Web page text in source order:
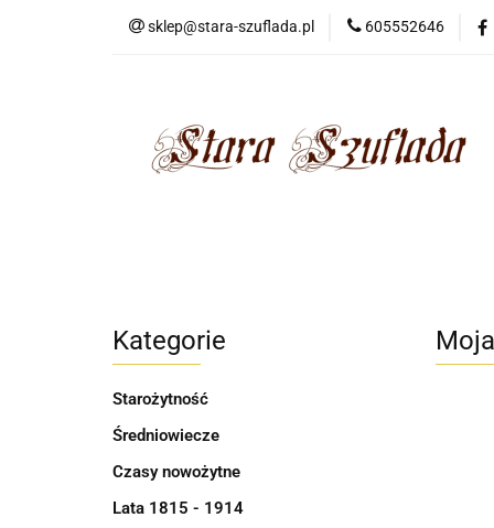
sklep@stara-szuflada.pl 605552646
NOWOŚCI
Kategorie
Starożytność
Średniowiecze
Czasy nowożytne
Lata 1815 - 1914